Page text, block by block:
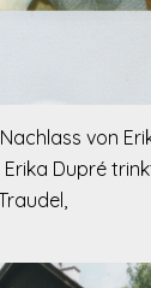
von
Erika Dupré